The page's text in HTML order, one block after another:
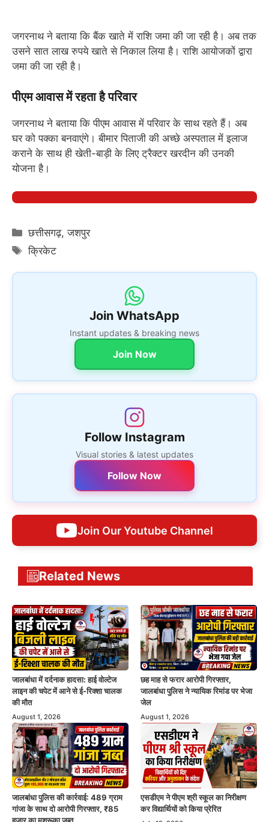
जगरनाथ ने बताया कि बैंक खाते में राशि जमा की जा रही है। अब तक
उसने सात लाख रुपये खाते से निकाल लिया है। राशि आयोजकों द्वारा
जमा की जा रही है।
पीएम आवास में रहता है परिवार
जगरनाथ ने बताया कि पीएम आवास में परिवार के साथ रहते हैं। अब
घर को पक्का बनवाएंगे। बीमार पिताजी की अच्छे अस्पताल में इलाज
कराने के साथ ही खेती-बाड़ी के लिए ट्रैक्टर खरदीन की उनकी
योजना है।
Categories
छत्तीसगढ़,जशपुर
Tags
क्रिकेट
Join WhatsApp
Instant updates & breaking news
Join Now
Follow Instagram
Visual stories & latest updates
Follow Now
Join Our Youtube Channel
Related News
जालबांधा में दर्दनाक हादसा: हाई वोल्टेज
लाइन की चपेट में आने से ई-रिक्शा चालक
की मौत
August 1, 2026
छह माह से फरार आरोपी गिरफ्तार,
जालबांधा पुलिस ने न्यायिक रिमांड पर भेजा
जेल
August 1, 2026
जालबांधा पुलिस की कार्रवाई: 489 ग्राम
गांजा के साथ दो आरोपी गिरफ्तार, ₹85
एसडीएम ने पीएम श्री स्कूल का निरीक्षण
कर विद्यार्थियों को किया प्रेरित